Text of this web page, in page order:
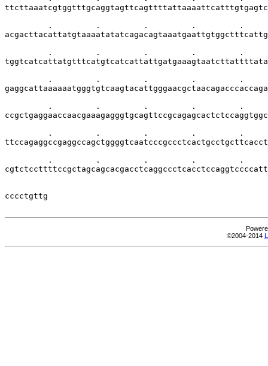
.         .         .         .         .
.         .         .         .         .
.         .         .         .         .
.         .         .         .         .
.         .         .         .         .
.         .         .         .         .
cccctgttg
©2004-2014